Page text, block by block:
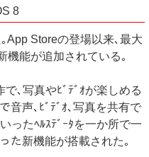
8
App Storeの登場以来､最大
機能が追加されている｡
､写真やﾋﾞﾃﾞｵが楽しめる
音声､ﾋﾞﾃﾞｵ､写真を共有で
ったﾍﾙｽﾃﾞｰﾀを一か所で一
た新機能が搭載された｡